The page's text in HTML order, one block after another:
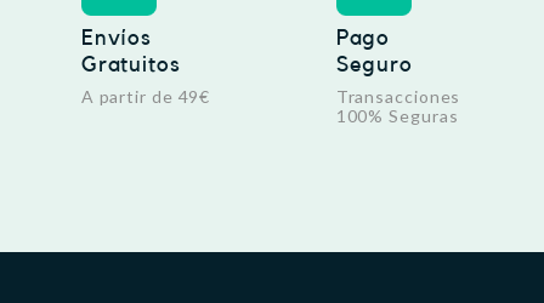
Envíos
Gratuitos
A partir de 49€
Pago
Seguro
Transacciones
100% Seguras